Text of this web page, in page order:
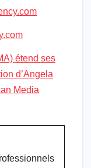
étend ses
d’Angela
Media